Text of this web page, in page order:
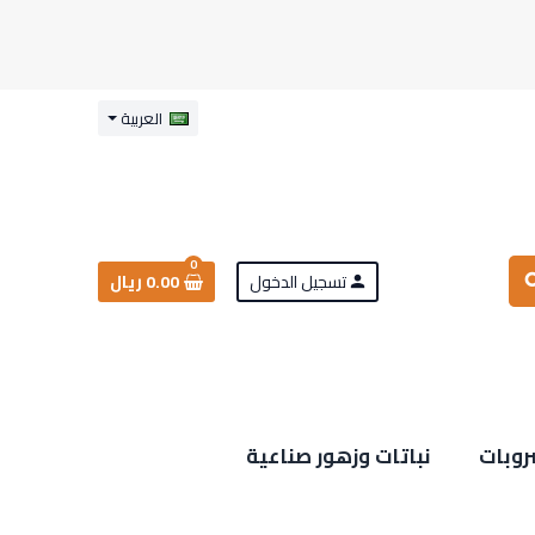
العربية
person تسجيل الدخول
0
0.00 ريال
نباتات وزهور صناعية